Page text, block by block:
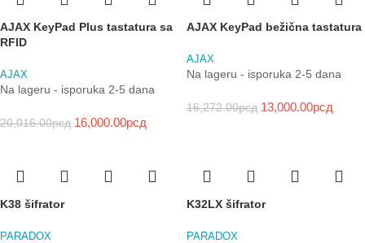
AJAX KeyPad Plus tastatura sa
RFID
AJAX
Na lageru - isporuka 2-5 dana
20,016.00рсд 16,000.00рсд
AJAX KeyPad bežična tastatura
AJAX
Na lageru - isporuka 2-5 dana
16,272.00рсд 13,000.00рсд
K38 šifrator
PARADOX
K32LX šifrator
PARADOX